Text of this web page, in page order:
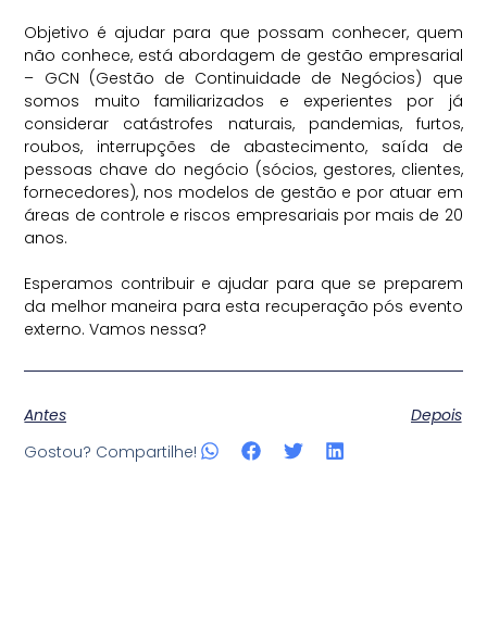
Objetivo é ajudar para que possam conhecer, quem
não conhece, está abordagem de gestão empresarial
– GCN (Gestão de Continuidade de Negócios) que
somos muito familiarizados e experientes por já
considerar catástrofes naturais, pandemias, furtos,
roubos, interrupções de abastecimento, saída de
pessoas chave do negócio (sócios, gestores, clientes,
fornecedores), nos modelos de gestão e por atuar em
áreas de controle e riscos empresariais por mais de 20
anos.
Esperamos contribuir e ajudar para que se preparem
da melhor maneira para esta recuperação pós evento
externo. Vamos nessa?
Antes
Depois
Gostou? Compartilhe!